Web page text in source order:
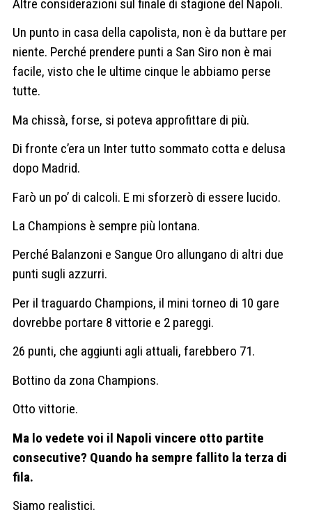
Altre considerazioni sul finale di stagione del Napoli.
Un punto in casa della capolista, non è da buttare per
niente. Perché prendere punti a San Siro non è mai
facile, visto che le ultime cinque le abbiamo perse
tutte.
Ma chissà, forse, si poteva approfittare di più.
Di fronte c’era un Inter tutto sommato cotta e delusa
dopo Madrid.
Farò un po’ di calcoli. E mi sforzerò di essere lucido.
La Champions è sempre più lontana.
Perché Balanzoni e Sangue Oro allungano di altri due
punti sugli azzurri.
Per il traguardo Champions, il mini torneo di 10 gare
dovrebbe portare 8 vittorie e 2 pareggi.
26 punti, che aggiunti agli attuali, farebbero 71.
Bottino da zona Champions.
Otto vittorie.
Ma lo vedete voi il Napoli vincere otto partite
consecutive? Quando ha sempre fallito la terza di
fila.
Siamo realistici.